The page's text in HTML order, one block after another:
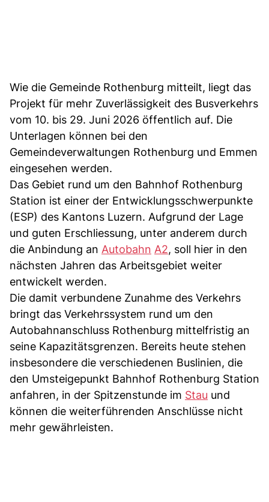
Wie die Gemeinde Rothenburg mitteilt, liegt das
Projekt für mehr Zuverlässigkeit des Busverkehrs
vom 10. bis 29. Juni 2026 öffentlich auf. Die
Unterlagen können bei den
Gemeindeverwaltungen Rothenburg und Emmen
eingesehen werden.
Das Gebiet rund um den Bahnhof Rothenburg
Station ist einer der Entwicklungsschwerpunkte
(ESP) des Kantons Luzern. Aufgrund der Lage
und guten Erschliessung, unter anderem durch
die Anbindung an Autobahn A2, soll hier in den
nächsten Jahren das Arbeitsgebiet weiter
entwickelt werden.
Die damit verbundene Zunahme des Verkehrs
bringt das Verkehrssystem rund um den
Autobahnanschluss Rothenburg mittelfristig an
seine Kapazitätsgrenzen. Bereits heute stehen
insbesondere die verschiedenen Buslinien, die
den Umsteigepunkt Bahnhof Rothenburg Station
anfahren, in der Spitzenstunde im Stau und
können die weiterführenden Anschlüsse nicht
mehr gewährleisten.